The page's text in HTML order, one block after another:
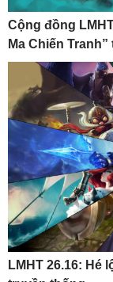
Cộng đồng
Ma Chiến
LMHT 26.16: Hé